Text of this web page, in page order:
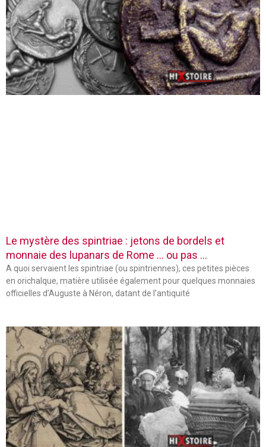
Le mystère des spintriae : jetons de bordels et
monnaie des lupanars de Rome … ou pas …
A quoi servaient les spintriae (ou spintriennes), ces petites pièces
en orichalque, matière utilisée également pour quelques monnaies
officielles d’Auguste à Néron, datant de l’antiquité